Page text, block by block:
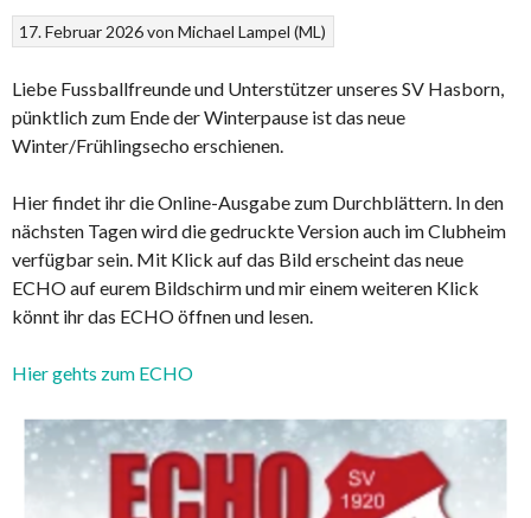
17. Februar 2026vonMichael Lampel (ML)
Liebe Fussballfreunde und Unterstützer unseres SV Hasborn,
pünktlich zum Ende der Winterpause ist das neue
Winter/Frühlingsecho erschienen.
Hier findet ihr die Online-Ausgabe zum Durchblättern. In den
nächsten Tagen wird die gedruckte Version auch im Clubheim
verfügbar sein. Mit Klick auf das Bild erscheint das neue
ECHO auf eurem Bildschirm und mir einem weiteren Klick
könnt ihr das ECHO öffnen und lesen.
Hier gehts zum ECHO